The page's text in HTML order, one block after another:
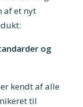
af et nyt
og
kendt af alle
til